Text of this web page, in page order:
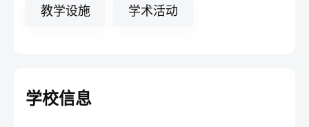
教学设施 学术活动
学校信息